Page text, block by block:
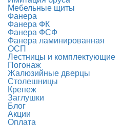
Мебельные щиты
Фанера
Фанера ФК
Фанера ФСФ
Фанера ламинированная
ОСП
Лестницы и комплектующие
Погонаж
Жалюзийные дверцы
Столешницы
Крепеж
Заглушки
Блог
Акции
Оплата